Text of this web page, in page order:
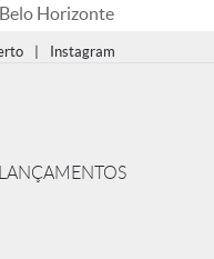
Horizonte
Instagram
LANÇAMENTOS